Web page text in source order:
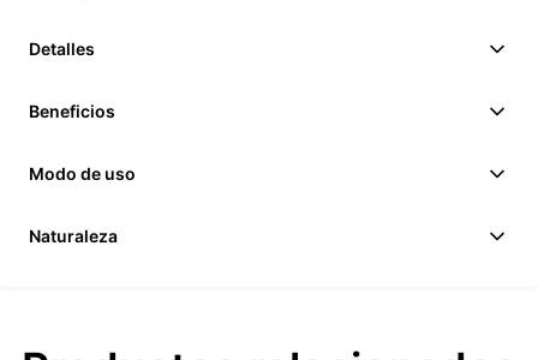
Detalles
Beneficios
Modo de uso
Naturaleza